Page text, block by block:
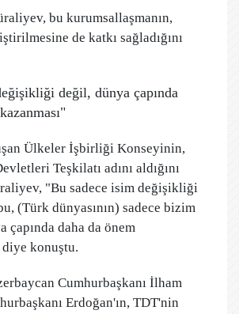
bu kurumsallaşmanın,
de katkı sağladığını
değil, dünya çapında
Ülkeler İşbirliği Konseyinin,
Teşkilatı adını aldığını
"Bu sadece isim değişikliği
(Türk dünyasının) sadece bizim
çapında daha da önem
diye konuştu.
Cumhurbaşkanı İlham
Erdoğan'ın, TDT'nin